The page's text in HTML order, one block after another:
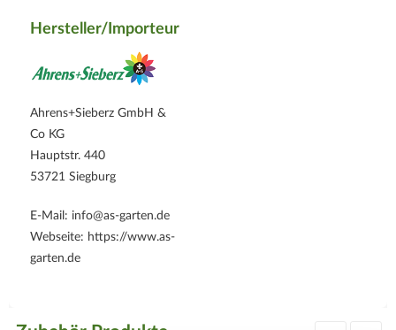
Hersteller/Importeur
Ahrens+Sieberz GmbH &
Co KG
Hauptstr. 440
53721 Siegburg
E-Mail: info@as-garten.de
Webseite: https://www.as-
garten.de